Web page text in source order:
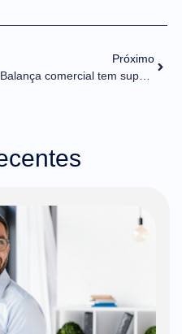
Próximo
Balança comercial tem superávit de US$ 9,8 bilhões em junho, aumento de 66% em relação ao ano passado